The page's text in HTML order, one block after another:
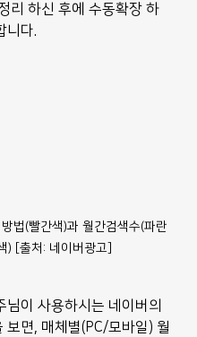
리 하신 후에 수동확장 하
니다.
법(빨간색)과 월간검색수(파란
) [출처: 네이버광고]
님이 사용하시는 네이버의
보면, 매체별(PC/모바일) 월